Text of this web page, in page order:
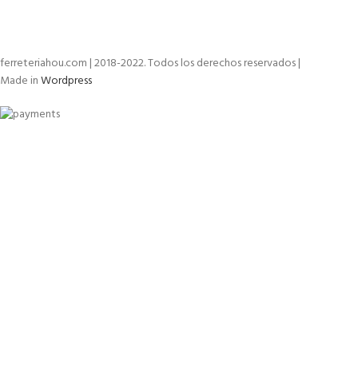
ferreteriahou.com | 2018-2022. Todos los derechos reservados |
Made inWordpress